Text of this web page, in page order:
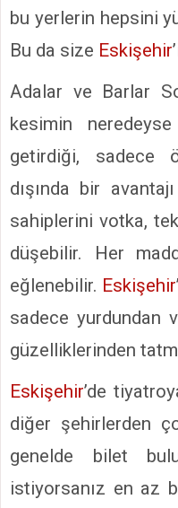
bu yerlerin hepsini
Bu da size Eskişehir
Adalar ve Barlar
kesimin
getirdiği, sadece
dışında bir
sahiplerini votka,
düşebilir. Her
eğlenebilir. Eskişehir
sadece yurdundan
güzelliklerinden
Eskişehir’de
diğer şehirlerden
genelde bilet
istiyorsanız en az